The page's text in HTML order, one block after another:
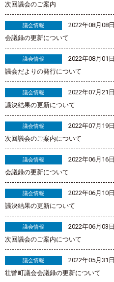
次回議会のご案内
議会情報
2022年08月08日
会議録の更新について
議会情報
2022年08月01日
議会だよりの発行について
議会情報
2022年07月21日
議決結果の更新について
議会情報
2022年07月19日
次回議会のご案内について
議会情報
2022年06月16日
会議録の更新について
議会情報
2022年06月10日
議決結果の更新について
議会情報
2022年06月03日
次回議会のご案内について
議会情報
2022年05月31日
壮瞥町議会会議録の更新について